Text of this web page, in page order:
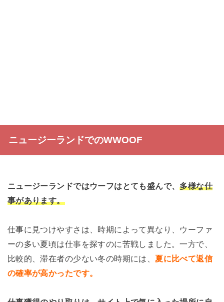
ニュージーランドでのWWOOF
ニュージーランドではウーフはとても盛んで、多様な仕
事があります。
仕事に見つけやすさは、時期によって異なり、ウーファ
ーの多い夏頃は仕事を探すのに苦戦しました。一方で、
比較的、滞在者の少ない冬の時期には、夏に比べて返信
の確率が高かったです。